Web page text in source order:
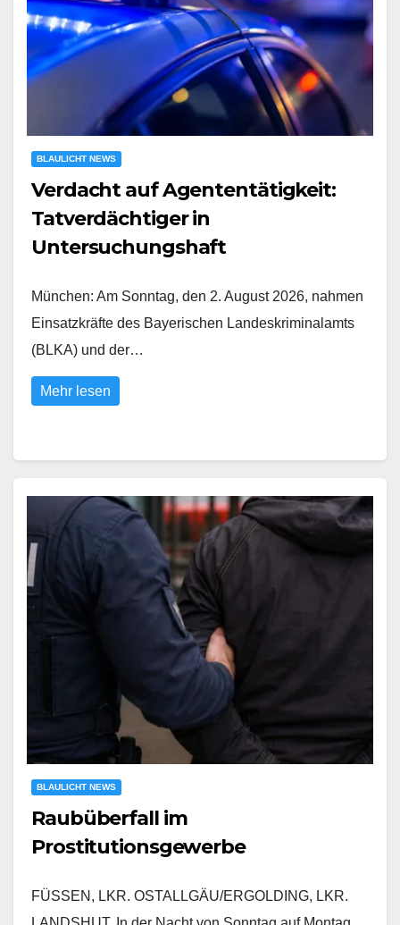
BLAULICHT NEWS
Verdacht auf Agententätigkeit:
Tatverdächtiger in
Untersuchungshaft
München: Am Sonntag, den 2. August 2026, nahmen
Einsatzkräfte des Bayerischen Landeskriminalamts
(BLKA) und der…
Mehr lesen
BLAULICHT NEWS
Raubüberfall im
Prostitutionsgewerbe
FÜSSEN, LKR. OSTALLGÄU/ERGOLDING, LKR.